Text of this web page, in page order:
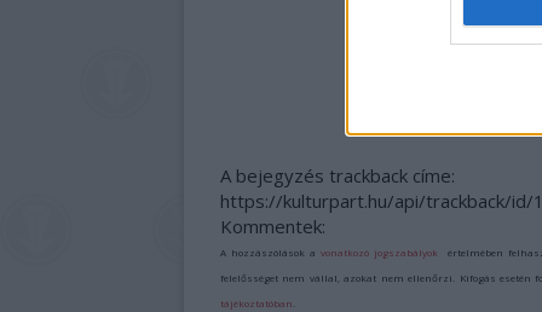
I want
A bejegyzés trackback címe:
https://kulturpart.hu/api/trackback/id/
Kommentek:
A hozzászólások avonatkozó jogszabályok
értelmében
felelősséget nem vállal, azokat nem ellenőrzi. Kifogás
tájékoztatóban